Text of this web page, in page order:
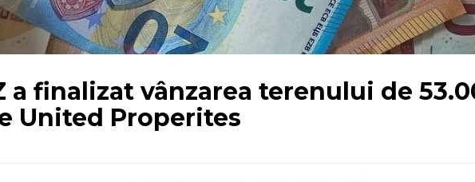
a finalizat vânzarea terenului de
United Properites